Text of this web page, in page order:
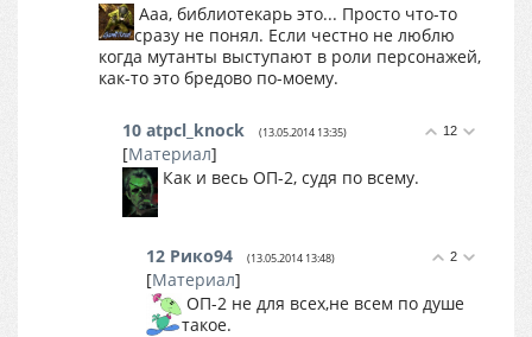
Ааа, библиотекарь это... Просто что-то
сразу не понял. Если честно не люблю
когда мутанты выступают в роли персонажей,
как-то это бредово по-моему.
12
10 atpcl_knock (13.05.2014 13:35)
[Материал]
Как и весь ОП-2, судя по всему.
2
12 Рико94 (13.05.2014 13:48)
[Материал]
ОП-2 не для всех,не всем по душе
такое.